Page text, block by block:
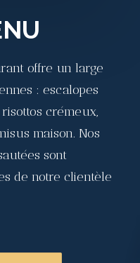
offre un large
: escalopes
crémeux,
maison. Nos
sont
de notre clientèle